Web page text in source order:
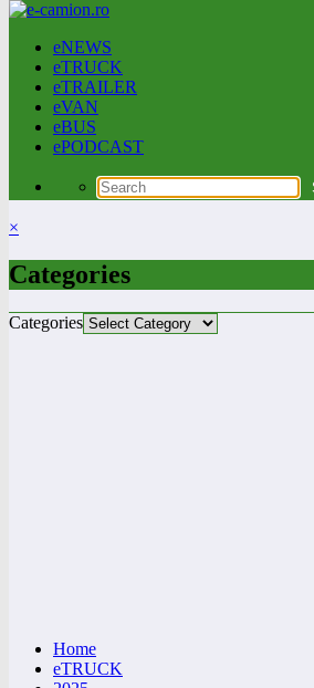
eNEWS
eTRUCK
eTRAILER
eVAN
eBUS
ePODCAST
×
Categories
Categories
Home
eTRUCK